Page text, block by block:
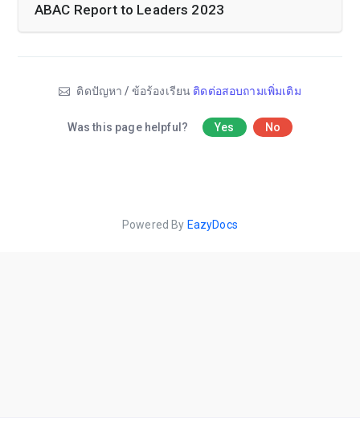
ABAC Report to Leaders 2023
ติดปัญหา / ข้อร้องเรียน ติดต่อสอบถามเพิ่มเติม
Was this page helpful? Yes No
Powered By EazyDocs